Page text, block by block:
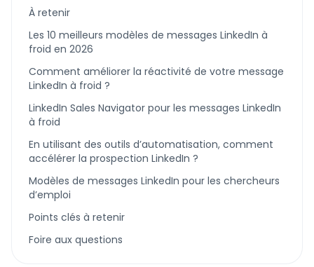
À retenir
Les 10 meilleurs modèles de messages LinkedIn à
froid en 2026
Comment améliorer la réactivité de votre message
LinkedIn à froid ?
LinkedIn Sales Navigator pour les messages LinkedIn
à froid
En utilisant des outils d’automatisation, comment
accélérer la prospection LinkedIn ?
Modèles de messages LinkedIn pour les chercheurs
d’emploi
Points clés à retenir
Foire aux questions